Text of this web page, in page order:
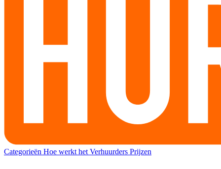
Categorieën Hoe werkt het Verhuurders Prijzen